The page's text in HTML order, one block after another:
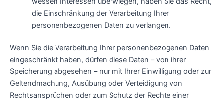
die Einschränkung der Verarbeitung Ihrer
personenbezogenen Daten zu verlangen.
Wenn Sie die Verarbeitung Ihrer personenbezogenen Daten
eingeschränkt haben, dürfen diese Daten – von ihrer
Speicherung abgesehen – nur mit Ihrer Einwilligung oder zur
Geltendmachung, Ausübung oder Verteidigung von
Rechtsansprüchen oder zum Schutz der Rechte einer